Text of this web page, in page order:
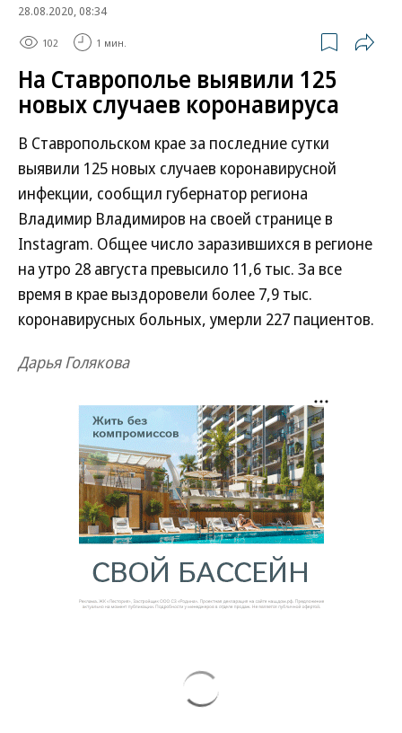
28.08.2020, 08:34
102 1 мин.
На Ставрополье выявили 125
новых случаев коронавируса
В Ставропольском крае за последние сутки
выявили 125 новых случаев коронавирусной
инфекции, сообщил губернатор региона
Владимир Владимиров на своей странице в
Instagram. Общее число заразившихся в регионе
на утро 28 августа превысило 11,6 тыс. За все
время в крае выздоровели более 7,9 тыс.
коронавирусных больных, умерли 227 пациентов.
Дарья Голякова